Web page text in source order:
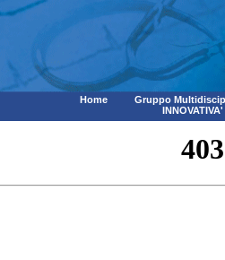
Home
Gruppo
INNOVATIVA'